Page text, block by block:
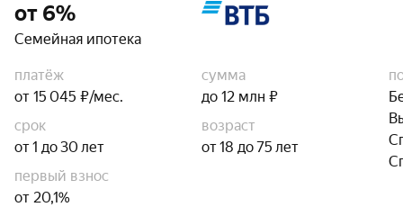
от 6%
Семейная ипотека
платёж
от 15 045 ₽/мес.
сумма
до 12 млн ₽
срок
от 1 до 30 лет
возраст
от 18 до 75 лет
первый взнос
от 20,1%